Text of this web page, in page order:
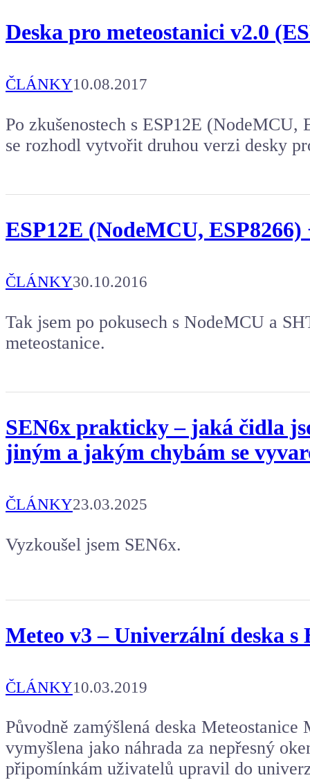
Deska pro meteostanici v2.0
ČLÁNKY10.08.2017
Po zkušenostech s ESP12E
se rozhodl vytvořit druhou verzi desky
ESP12E (NodeMCU, ESP8266)
ČLÁNKY30.10.2016
Tak jsem po pokusech s NodeMCU a
meteostanice.
SEN6x prakticky – jaká čidla
jiným a jakým chybám se
ČLÁNKY23.03.2025
Vyzkoušel jsem SEN6x.
Meteo v3 – Univerzální deska s
ČLÁNKY10.03.2019
Původně zamýšlená deska
vymyšlena jako náhrada za nepřesný
připomínkám uživatelů upravil do